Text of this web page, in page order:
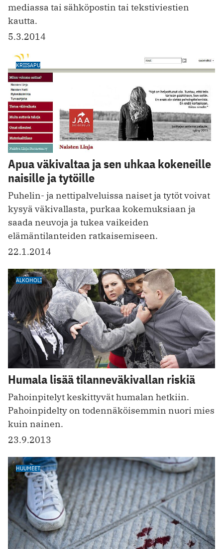
mediassa tai sähköpostin tai tekstiviestien
kautta.
5.3.2014
KRIISAPU
Apua väkivaltaa ja sen uhkaa kokeneille
naisille ja tytöille
Puhelin- ja nettipalveluissa naiset ja tytöt voivat
kysyä väkivallasta, purkaa kokemuksiaan ja
saada neuvoja ja tukea vaikeiden
elämäntilanteiden ratkaisemiseen.
22.1.2014
ALKOHOLI
Humala lisää tilanneväkivallan riskiä
Pahoinpitelyt keskittyvät humalan hetkiin.
Pahoinpidelty on todennäköisemmin nuori mies
kuin nainen.
23.9.2013
HUUMEET